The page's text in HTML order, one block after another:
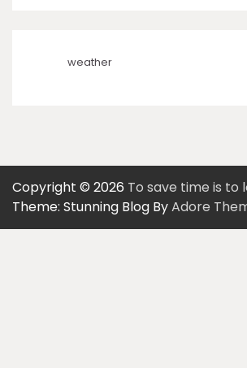
weather
Copyright © 2026 To save time is to
Theme: Stunning Blog ByAdore